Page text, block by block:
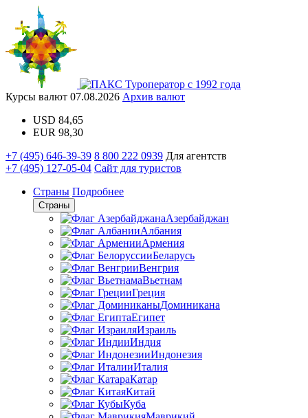
Туроператор с 1992 года
Курсы валют 07.08.2026 Архив валют
USD 84,65
EUR 98,30
+7 (495) 646-39-39 8 800 222 0939 Для агентств
+7 (495) 127-05-04 Сайт для туристов
Страны Подробнее
Страны
Азербайджан
Албания
Армения
Беларусь
Венгрия
Вьетнам
Греция
Доминикана
Египет
Израиль
Индия
Индонезия
Италия
Катар
Китай
Куба